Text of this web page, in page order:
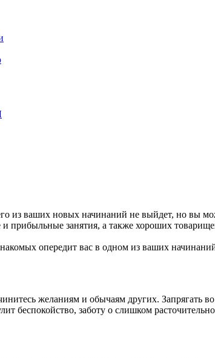
из ваших новых начинаний не выйдет, но вы
занятия, а также хороших
опередит вас в одном из ваших
желаниям и обычаям других. Запрягать
беспокойство, заботу о слишком